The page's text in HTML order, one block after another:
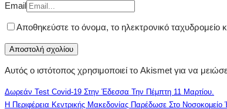
Email
Αποθηκεύστε το όνομα, το ηλεκτρονικό
Αυτός ο ιστότοπος χρησιμοποιεί το Akismet για να
Δωρεάν Test Covid-19 Στην Έδεσσα Την Πέμπτη 11 Μαρτίου.
Η Περιφέρεια Κεντρικής Μακεδονίας Παρέδωσε Στο